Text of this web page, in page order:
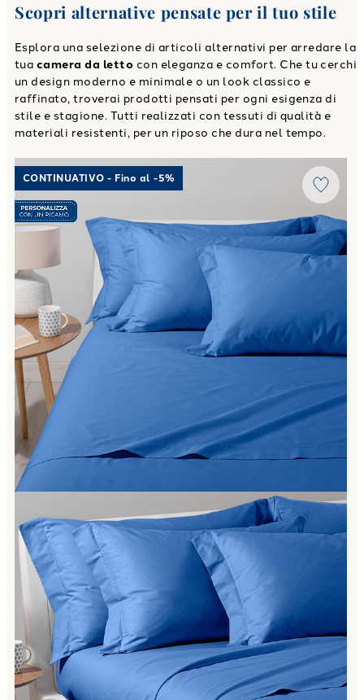
Scopri alternative pensate per il tuo stile
Esplora una selezione di articoli alternativi per arredare la
tua camera da letto con eleganza e comfort. Che tu cerchi
un design moderno e minimale o un look classico e
raffinato, troverai prodotti pensati per ogni esigenza di
stile e stagione. Tutti realizzati con tessuti di qualità e
materiali resistenti, per un riposo che dura nel tempo.
Link to "Completo Lenzuola Cotone tinta unita
CONTINUATIVO - Fino al -5%